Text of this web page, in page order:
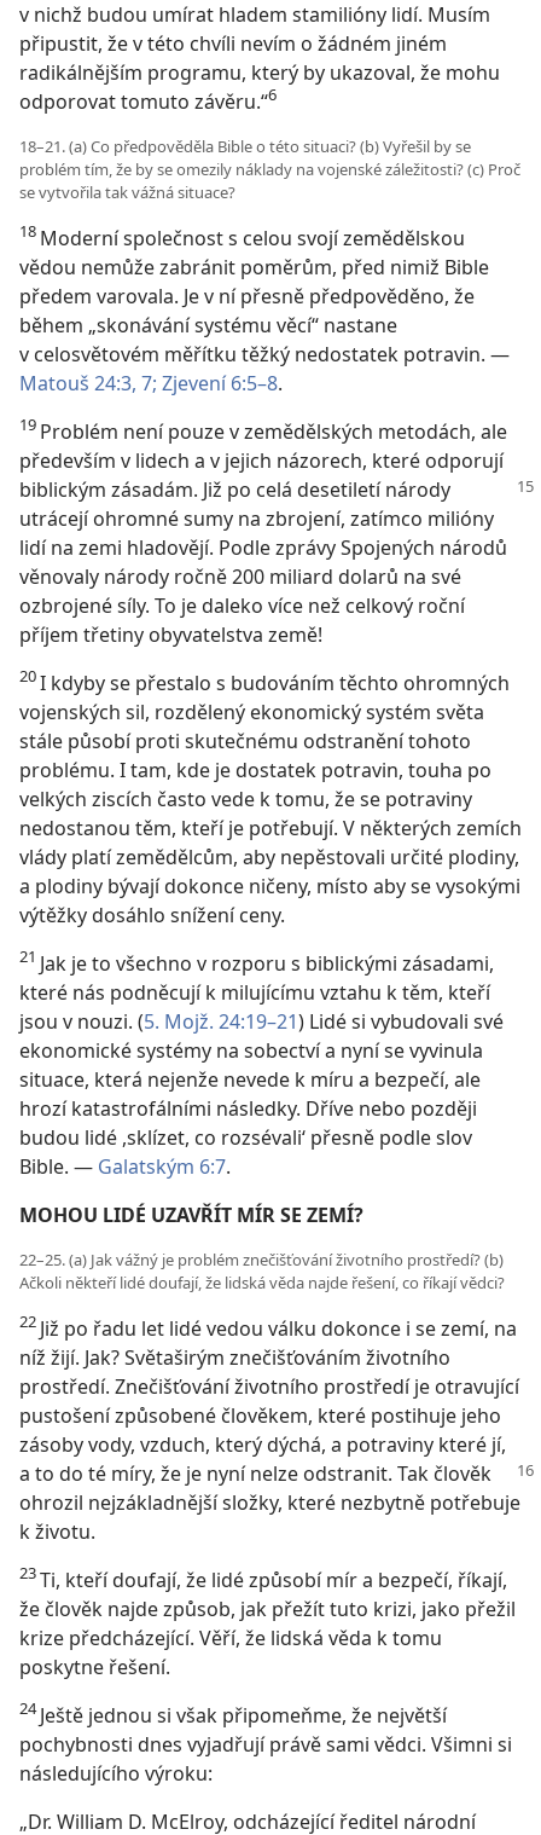
v nichž budou umírat hladem stamilióny lidí. Musím
připustit, že v této chvíli nevím o žádném jiném
radikálnějším programu, který by ukazoval, že mohu
odporovat tomuto závěru.“6
18–21. (a) Co předpověděla Bible o této situaci? (b) Vyřešil by se
problém tím, že by se omezily náklady na vojenské záležitosti? (c) Proč
se vytvořila tak vážná situace?
18 Moderní společnost s celou svojí zemědělskou
vědou nemůže zabránit poměrům, před nimiž Bible
předem varovala. Je v ní přesně předpověděno, že
během „skonávání systému věcí“ nastane
v celosvětovém měřítku těžký nedostatek potravin. —
Matouš 24:3, 7; Zjevení 6:5–8.
19 Problém není pouze v zemědělských metodách, ale
především v lidech a v jejich názorech, které odporují
biblickým zásadám. Již po celá desetiletí národy
utrácejí ohromné sumy na zbrojení, zatímco milióny
lidí na zemi hladovějí. Podle zprávy Spojených národů
věnovaly národy ročně 200 miliard dolarů na své
ozbrojené síly. To je daleko více než celkový roční
příjem třetiny obyvatelstva země!
20I kdyby se přestalo s budováním těchto ohromných
vojenských sil, rozdělený ekonomický systém světa
stále působí proti skutečnému odstranění tohoto
problému. I tam, kde je dostatek potravin, touha po
velkých ziscích často vede k tomu, že se potraviny
nedostanou těm, kteří je potřebují. V některých zemích
vlády platí zemědělcům, aby nepěstovali určité plodiny,
a plodiny bývají dokonce ničeny, místo aby se vysokými
výtěžky dosáhlo snížení ceny.
21 Jak je to všechno v rozporu s biblickými zásadami,
které nás podněcují k milujícímu vztahu k těm, kteří
jsou v nouzi. (5. Mojž. 24:19–21) Lidé si vybudovali své
ekonomické systémy na sobectví a nyní se vyvinula
situace, která nejenže nevede k míru a bezpečí, ale
hrozí katastrofálními následky. Dříve nebo později
budou lidé ,sklízet, co rozsévali‘ přesně podle slov
Bible. — Galatským 6:7.
MOHOU LIDÉ UZAVŘÍT MÍR SE ZEMÍ?
22–25. (a) Jak vážný je problém znečišťování životního prostředí? (b)
Ačkoli někteří lidé doufají, že lidská věda najde řešení, co říkají vědci?
22 Již po řadu let lidé vedou válku dokonce i se zemí, na
níž žijí. Jak? Světaširým znečišťováním životního
prostředí. Znečišťování životního prostředí je otravující
pustošení způsobené člověkem, které postihuje jeho
zásoby vody, vzduch, který dýchá, a potraviny které jí,
a to do té míry, že je nyní nelze odstranit. Tak člověk
ohrozil nejzákladnější složky, které nezbytně potřebuje
k životu.
23Ti, kteří doufají, že lidé způsobí mír a bezpečí, říkají,
že člověk najde způsob, jak přežít tuto krizi, jako přežil
krize předcházející. Věří, že lidská věda k tomu
poskytne řešení.
24Ještě jednou si však připomeňme, že největší
pochybnosti dnes vyjadřují právě sami vědci. Všimni si
následujícího výroku:
„Dr. William D. McElroy, odcházející ředitel národní